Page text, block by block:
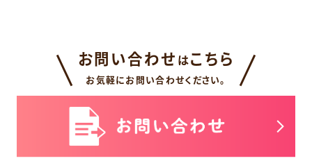
お問い合わせ はこちら
お気軽にお問い合わせください。